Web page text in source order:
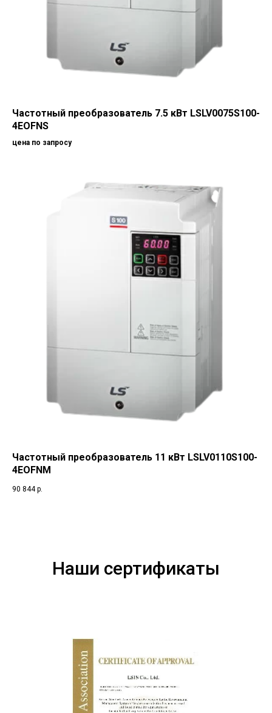
Частотный преобразователь 7.5 кВт LSLV0075S100-
4EOFNS
цена по запросу
Частотный преобразователь 11 кВт LSLV0110S100-
4EOFNM
90 844 р.
Наши сертификаты